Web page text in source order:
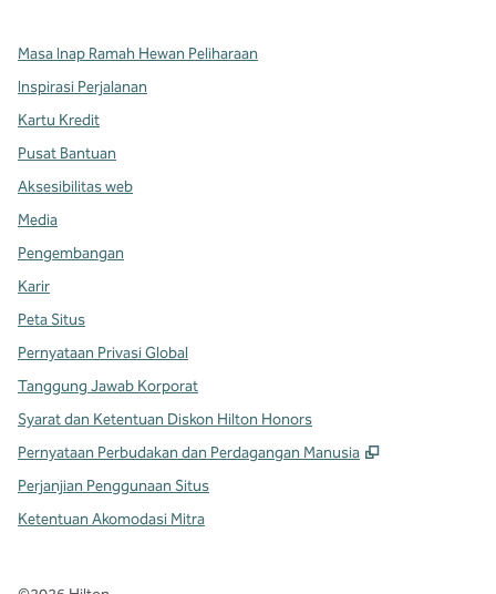
Masa Inap Ramah Hewan Peliharaan
Inspirasi Perjalanan
Kartu Kredit
Pusat Bantuan
Aksesibilitas web
Media
Pengembangan
Karir
Peta Situs
Pernyataan Privasi Global
Tanggung Jawab Korporat
Syarat dan Ketentuan Diskon Hilton Honors
Pernyataan Perbudakan dan Perdagangan Manusia
,
Perjanjian Penggunaan Situs
Ketentuan Akomodasi Mitra